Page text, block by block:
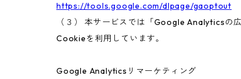
https://tools.google.com/dlpage/gaoptout
（３） 本サービスでは「Google Analyticsの
Cookieを利用しています。
Google Analyticsリマーケティング